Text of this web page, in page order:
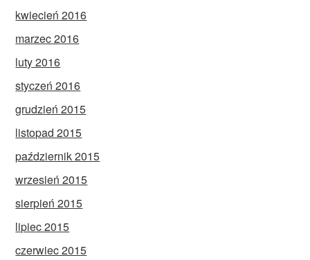
kwiecień 2016
marzec 2016
luty 2016
styczeń 2016
grudzień 2015
listopad 2015
październik 2015
wrzesień 2015
sierpień 2015
lipiec 2015
czerwiec 2015